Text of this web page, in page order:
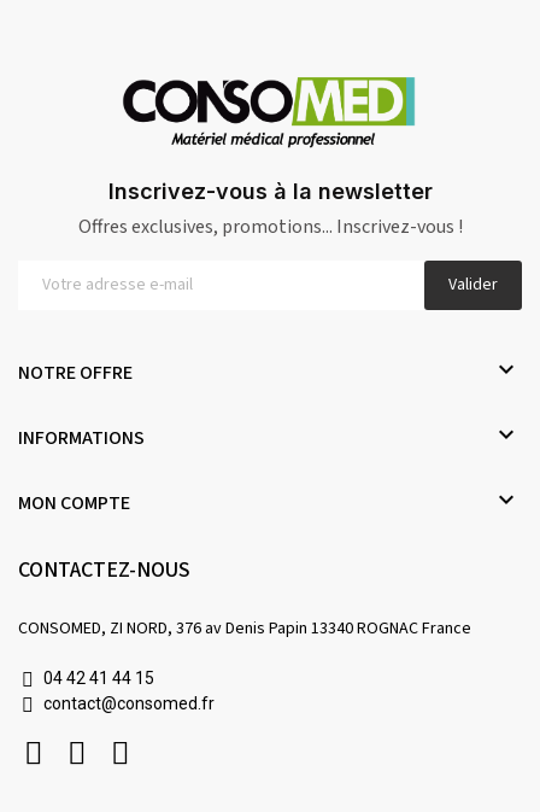
Inscrivez-vous à la newsletter
Offres exclusives, promotions... Inscrivez-vous !
Valider
NOTRE OFFRE 
INFORMATIONS 
MON COMPTE 
CONTACTEZ-NOUS
CONSOMED, ZI NORD, 376 av Denis Papin 13340 ROGNAC France
04 42 41 44 15
contact@consomed.fr